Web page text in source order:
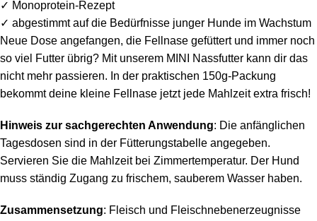
✓ Monoprotein-Rezept
✓ abgestimmt auf die Bedürfnisse junger Hunde im Wachstum
Neue Dose angefangen, die Fellnase gefüttert und immer noch
so viel Futter übrig? Mit unserem MINI Nassfutter kann dir das
nicht mehr passieren. In der praktischen 150g-Packung
bekommt deine kleine Fellnase jetzt jede Mahlzeit extra frisch!
Hinweis zur sachgerechten Anwendung: Die anfänglichen
Tagesdosen sind in der Fütterungstabelle angegeben.
Servieren Sie die Mahlzeit bei Zimmertemperatur. Der Hund
muss ständig Zugang zu frischem, sauberem Wasser haben.
Zusammensetzung: Fleisch und Fleischnebenerzeugnisse